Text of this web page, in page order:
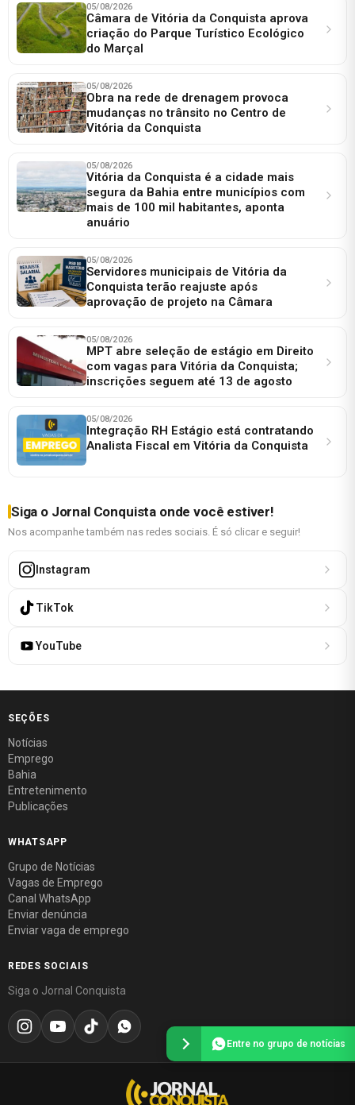
05/08/2026
Câmara de Vitória da Conquista aprova
criação do Parque Turístico Ecológico
do Marçal
05/08/2026
Obra na rede de drenagem provoca
mudanças no trânsito no Centro de
Vitória da Conquista
05/08/2026
Vitória da Conquista é a cidade mais
segura da Bahia entre municípios com
mais de 100 mil habitantes, aponta
anuário
05/08/2026
Servidores municipais de Vitória da
Conquista terão reajuste após
aprovação de projeto na Câmara
05/08/2026
MPT abre seleção de estágio em Direito
com vagas para Vitória da Conquista;
inscrições seguem até 13 de agosto
05/08/2026
Integração RH Estágio está contratando
Analista Fiscal em Vitória da Conquista
Siga o Jornal Conquista onde você estiver!
Nos acompanhe também nas redes sociais. É só clicar e seguir!
Instagram
TikTok
YouTube
SEÇÕES
Notícias
Emprego
Bahia
Entretenimento
Publicações
WHATSAPP
Grupo de Notícias
Vagas de Emprego
Canal WhatsApp
Enviar denúncia
Enviar vaga de emprego
REDES SOCIAIS
Siga o Jornal Conquista
Entre no grupo de notícias